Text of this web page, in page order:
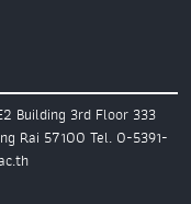
Building 3rd Floor 333
Rai 57100 Tel. 0-5391-